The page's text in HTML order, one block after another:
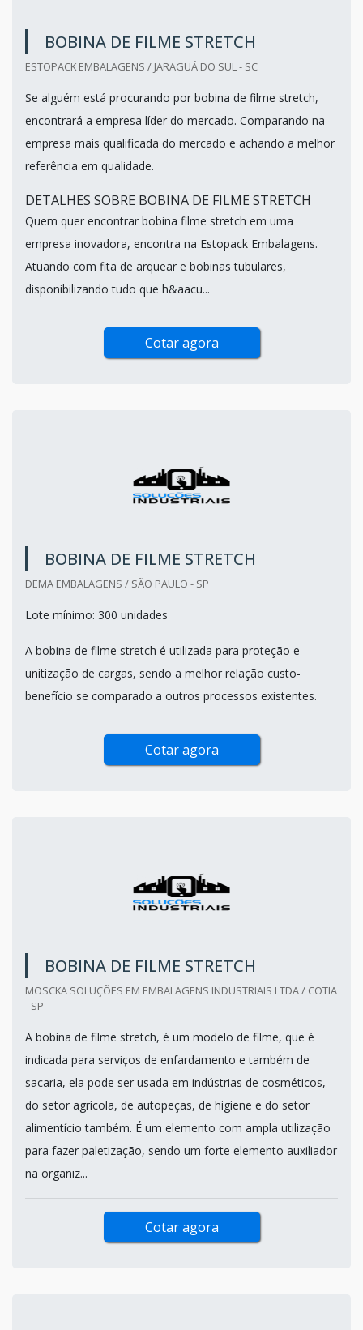
BOBINA DE FILME STRETCH
ESTOPACK EMBALAGENS / JARAGUÁ DO SUL - SC
Se alguém está procurando por bobina de filme stretch,
encontrará a empresa líder do mercado. Comparando na
empresa mais qualificada do mercado e achando a melhor
referência em qualidade.
DETALHES SOBRE BOBINA DE FILME STRETCH
Quem quer encontrar bobina filme stretch em uma
empresa inovadora, encontra na Estopack Embalagens.
Atuando com fita de arquear e bobinas tubulares,
disponibilizando tudo que h&aacu...
Cotar agora
BOBINA DE FILME STRETCH
DEMA EMBALAGENS / SÃO PAULO - SP
Lote mínimo: 300 unidades
A bobina de filme stretch é utilizada para proteção e
unitização de cargas, sendo a melhor relação custo-
benefício se comparado a outros processos existentes.
Cotar agora
BOBINA DE FILME STRETCH
MOSCKA SOLUÇÕES EM EMBALAGENS INDUSTRIAIS LTDA / COTIA
- SP
A bobina de filme stretch, é um modelo de filme, que é
indicada para serviços de enfardamento e também de
sacaria, ela pode ser usada em indústrias de cosméticos,
do setor agrícola, de autopeças, de higiene e do setor
alimentício também. É um elemento com ampla utilização
para fazer paletização, sendo um forte elemento auxiliador
na organiz...
Cotar agora